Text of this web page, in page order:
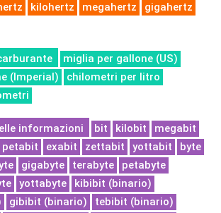
kilohertz megahertz
gigahertz
miglia per gallone (US)
(Imperial)
chilometri per litro
informazioni bit kilobit
megabit
petabit exabit zettabit yottabit
byte
gigabyte terabyte
petabyte
yottabyte
kibibit (binario)
gibibit (binario)
tebibit (binario)